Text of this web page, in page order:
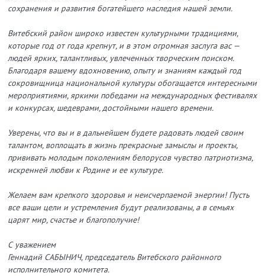
сохранения и развития богатейшего наследия нашей земли.
Витебский район широко известен культурными традициями,
которые год от года крепнут, и в этом огромная заслуга вас —
людей ярких, талантливых, увлеченных творческим поиском.
Благодаря вашему вдохновению, опыту и знаниям каждый год
сокровищница национальной культуры обогащается интересными
мероприятиями, яркими победами на международных фестивалях
и конкурсах, шедеврами, достойными нашего времени.
Уверены, что вы и в дальнейшем будете радовать людей своим
талантом, воплощать в жизнь прекрасные замыслы и проекты,
прививать молодым поколениям белорусов чувство патриотизма,
искренней любви к Родине и ее культуре.
Желаем вам крепкого здоровья и неисчерпаемой энергии! Пусть
все ваши цели и устремления будут реализованы, а в семьях
царят мир, счастье и благополучие!
С уважением
Геннадий САБЫНИЧ, председатель Витебского районного
исполнительного комитета.